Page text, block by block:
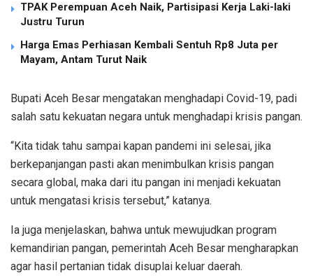
TPAK Perempuan Aceh Naik, Partisipasi Kerja Laki-laki
Justru Turun
Harga Emas Perhiasan Kembali Sentuh Rp8 Juta per
Mayam, Antam Turut Naik
Bupati Aceh Besar mengatakan menghadapi Covid-19, padi
salah satu kekuatan negara untuk menghadapi krisis pangan.
“Kita tidak tahu sampai kapan pandemi ini selesai, jika
berkepanjangan pasti akan menimbulkan krisis pangan
secara global, maka dari itu pangan ini menjadi kekuatan
untuk mengatasi krisis tersebut,” katanya.
Ia juga menjelaskan, bahwa untuk mewujudkan program
kemandirian pangan, pemerintah Aceh Besar mengharapkan
agar hasil pertanian tidak disuplai keluar daerah.